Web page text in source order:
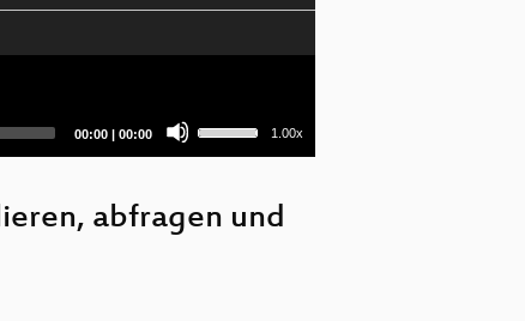
Current
00:00 | Total
00:00
Up/Down
Arrow
increase
or
1.00x
abfragen und